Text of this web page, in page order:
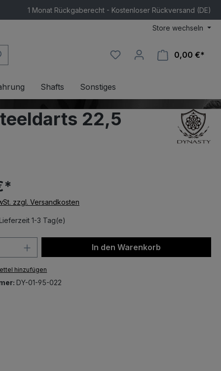
1 Monat Rückgaberecht - Kostenloser Rückversand (DE)
Store wechseln
0,00 €*
Shafts Sonstiges
22,5
zzgl. Versandkosten
1-3 Tag(e)
Anzahl: Gib den gewünschten Wert
In den Warenkorb
hinzufügen
DY-01-95-022